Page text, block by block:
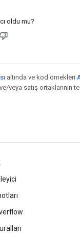
oldu mu?
altında ve kod örnekleri
veya satış ortaklarının